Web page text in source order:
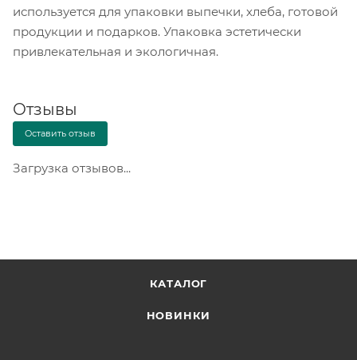
используется для упаковки выпечки, хлеба, готовой
продукции и подарков. Упаковка эстетически
привлекательная и экологичная.
Отзывы
Оставить отзыв
Загрузка отзывов...
КАТАЛОГ
НОВИНКИ